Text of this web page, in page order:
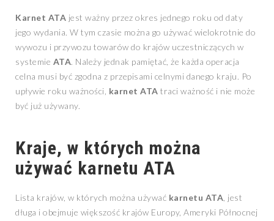
Karnet ATA jest ważny przez okres jednego roku od daty
jego wydania. W tym czasie można go używać wielokrotnie do
wywozu i przywozu towarów do krajów uczestniczących w
systemie ATA. Należy jednak pamiętać, że każda operacja
celna musi być zgodna z przepisami celnymi danego kraju. Po
upływie roku ważności, karnet ATA traci ważność i nie może
być już używany.
Kraje, w których można
używać karnetu ATA
Lista krajów, w których można używać karnetu ATA , jest
długa i obejmuje większość krajów Europy, Ameryki Północnej